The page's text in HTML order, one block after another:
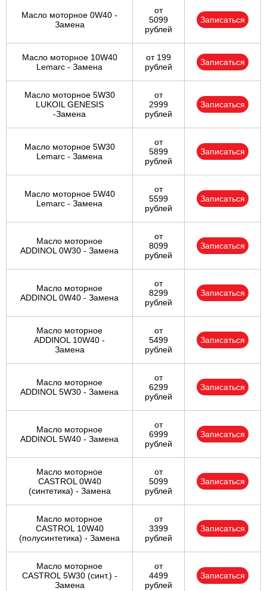
Масло моторное 0W40 -
Замена
от
5099
рублей
Записаться
Масло моторное 10W40
Lemarc - Замена
от 199
рублей
Записаться
Масло моторное 5W30
LUKOIL GENESIS
-Замена
от
2999
рублей
Записаться
Масло моторное 5W30
Lemarc - Замена
от
5899
рублей
Записаться
Масло моторное 5W40
Lemarc - Замена
от
5599
рублей
Записаться
Масло моторное
ADDINOL 0W30 - Замена
от
8099
рублей
Записаться
Масло моторное
ADDINOL 0W40 - Замена
от
8299
рублей
Записаться
Масло моторное
ADDINOL 10W40 -
Замена
от
5499
рублей
Записаться
Масло моторное
ADDINOL 5W30 - Замена
от
6299
рублей
Записаться
Масло моторное
ADDINOL 5W40 - Замена
от
6999
рублей
Записаться
Масло моторное
CASTROL 0W40
(синтетика) - Замена
от
5099
рублей
Записаться
Масло моторное
CASTROL 10W40
(полусинтетика) - Замена
от
3399
рублей
Записаться
Масло моторное
CASTROL 5W30 (синт.) -
Замена
от
4499
рублей
Записаться